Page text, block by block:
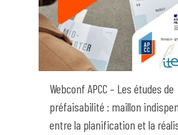
Webconf APCC – Les études de
préfaisabilité : maillon
entre la planification et la